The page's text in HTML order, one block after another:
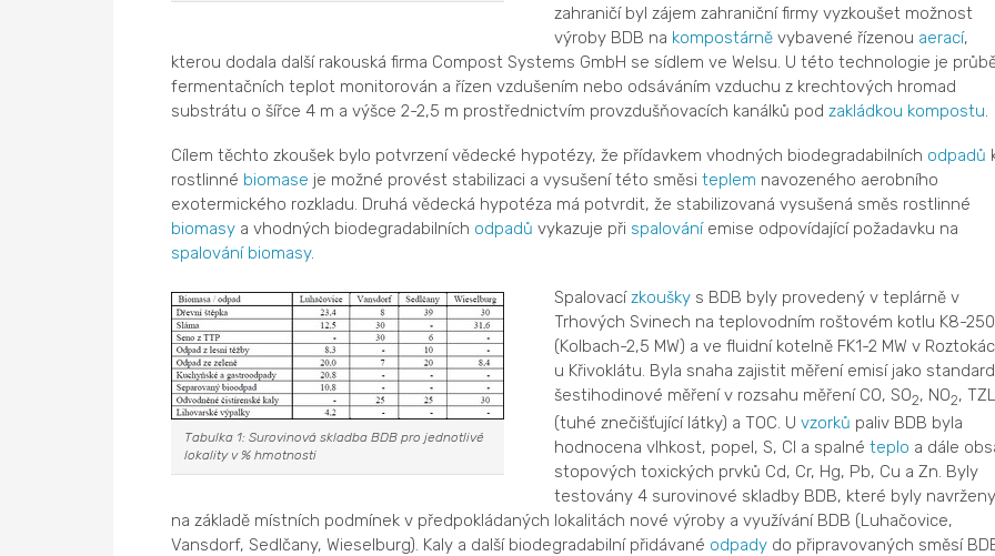
zahraničí byl zájem zahraniční firmy vyzkoušet možnost
výroby BDB na kompostárněvybavené řízenou aerací,
kterou dodala další rakouská firma Compost Systems GmbH se sídlem ve Welsu. U této technologie je
fermentačních teplot monitorován a řízen vzdušením nebo odsáváním vzduchu z krechtových hromad
substrátu o šířce 4 m a výšce 2-2,5 m prostřednictvím provzdušňovacích kanálků pod zakládkou kompostu.
Cílem těchto zkoušek bylo potvrzení vědecké hypotézy, že přídavkem vhodných biodegradabilních odpadů
rostlinné biomase je možné provést stabilizaci a vysušení této směsi teplem navozeného aerobního
exotermického rozkladu. Druhá vědecká hypotéza má potvrdit, že stabilizovaná vysušená směs rostlinné
biomasya vhodných biodegradabilních odpadů vykazuje při spalováníemise odpovídající požadavku na
spalování biomasy.
Tabulka 1: Surovinová skladba BDB pro jednotlivé
lokality v % hmotnosti
Spalovacízkouškys BDB byly provedený v teplárně v
Trhových Svinech na teplovodním roštovém kotlu K8-
(Kolbach-2,5 MW) a ve fluidní kotelně FK1-2 MW v
u Křivoklátu. Byla snaha zajistit měření emisí jako
šestihodinové měření v rozsahu měření CO, SO2, NO2, TZL
(tuhé znečišťující látky) a TOC. U vzorků paliv BDB byla
hodnocena vlhkost, popel, S, Cl a spalné teplo a dále
stopových toxických prvků Cd, Cr, Hg, Pb, Cu a Zn. Byly
testovány 4 surovinové skladby BDB, které byly navrženy
na základě místních podmínek v předpokládaných lokalitách nové výroby a využívání BDB (Luhačovice,
Vansdorf, Sedlčany, Wieselburg). Kaly a další biodegradabilní přidávané odpadydo připravovaných směsí